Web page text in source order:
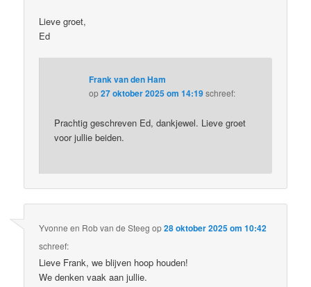
Lieve groet,
Ed
Frank van den Ham
op27 oktober 2025 om 14:19schreef:
Prachtig geschreven Ed, dankjewel. Lieve groet
voor jullie beiden.
Yvonne en Rob van de Steeg op28 oktober 2025 om 10:42
schreef:
Lieve Frank, we blijven hoop houden!
We denken vaak aan jullie.